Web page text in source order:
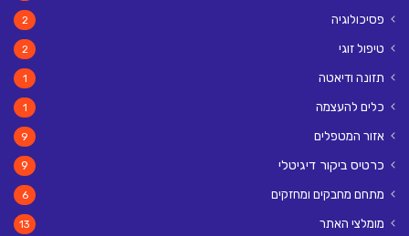
פסיכולוגיה 2
טיפול זוגי 2
תזונה ודיאטה 1
כלים להעצמה 1
אזור המטפלים 9
כרטיס ביקור דיגיטלי 9
מתחם מחבקים ומחזקים 6
מומלצי האתר 13